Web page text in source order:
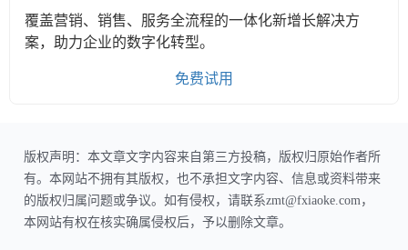
覆盖营销、销售、服务全流程的一体化新增长解决方
案，助力企业的数字化转型。
免费试用
版权声明：本文章文字内容来自第三方投稿，版权归原始作者所
有。本网站不拥有其版权，也不承担文字内容、信息或资料带来
的版权归属问题或争议。如有侵权，请联系zmt@fxiaoke.com，
本网站有权在核实确属侵权后，予以删除文章。